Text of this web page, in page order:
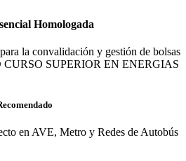
Homologada
la convalidación y gestión de bolsas
CURSO SUPERIOR EN ENERGIAS
en AVE, Metro y Redes de Autobús